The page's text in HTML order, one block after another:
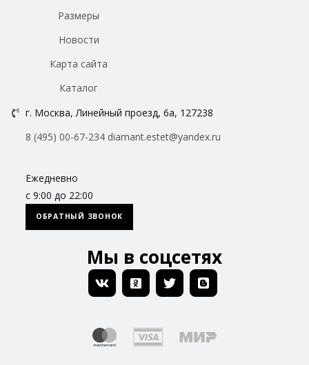
Размеры
Новости
Карта сайта
Каталог
г. Москва, Линейный проезд, 6а, 127238
8 (495) 00-67-234 diamant.estet@yandex.ru
Ежедневно
с 9:00 до 22:00
ОБРАТНЫЙ ЗВОНОК
Мы в соцсетях